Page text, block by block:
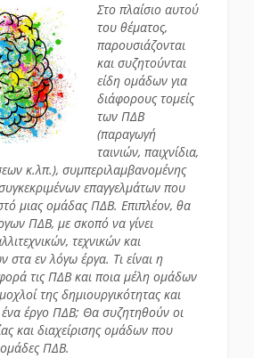
Στο πλαίσιο αυτού
του θέματος,
παρουσιάζονται
και συζητούνται
είδη ομάδων για
διάφορους τομείς
των ΠΔΒ
(παραγωγή
ταινιών, παιχνίδια,
κ.λπ.), συμπεριλαμβανομένης
επαγγελμάτων που
μιας ομάδας ΠΔΒ. Επιπλέον, θα
ΠΔΒ, με σκοπό να γίνει
τεχνικών και
στα εν λόγω έργα. Τι είναι η
τις ΠΔΒ και ποια μέλη ομάδων
της δημιουργικότητας και
ένα έργο ΠΔΒ; Θα συζητηθούν οι
και διαχείρισης ομάδων που
ΠΔΒ.